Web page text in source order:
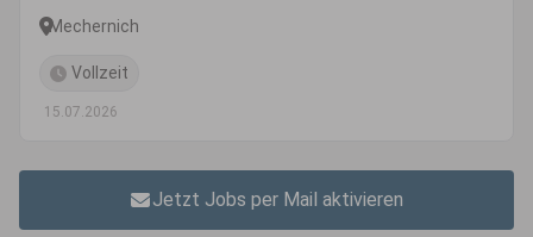
Mechernich
Vollzeit
15.07.2026
Jetzt Jobs per Mail aktivieren